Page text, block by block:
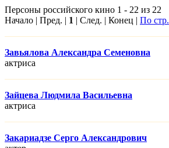
Персоны российского кино 1 - 22 из 22
Начало | Пред. | 1 | След. | Конец | По стр.
Завьялова Александра Семеновна
актриса
Зайцева Людмила Васильевна
актриса
Закариадзе Серго Александрович